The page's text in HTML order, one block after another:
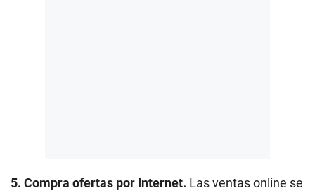
5. Compra ofertas por Internet. Las ventas online se